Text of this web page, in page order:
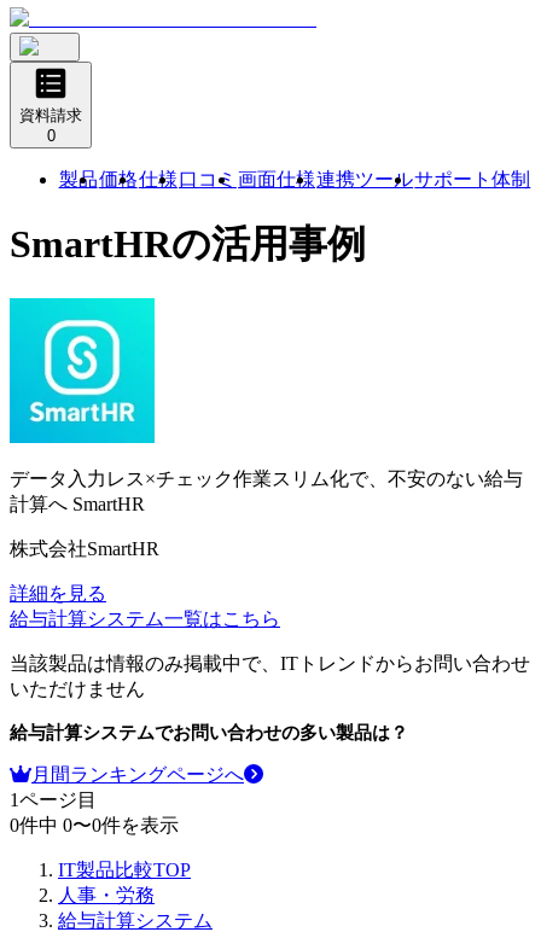
資料請求
0
製品価格仕様口コミ 画面仕様連携ツールサポート体制
SmartHRの活用事例
データ入力レス×チェック作業スリム化で、不安のない給与
計算へ SmartHR
株式会社SmartHR
詳細を見る
給与計算システム一覧はこちら
当該製品は情報のみ掲載中で、ITトレンドからお問い合わせ
いただけません
給与計算システムでお問い合わせの多い製品は？
月間ランキングページへ
1ページ目
0件中 0〜0件を表示
IT製品比較TOP
人事・労務
給与計算システム